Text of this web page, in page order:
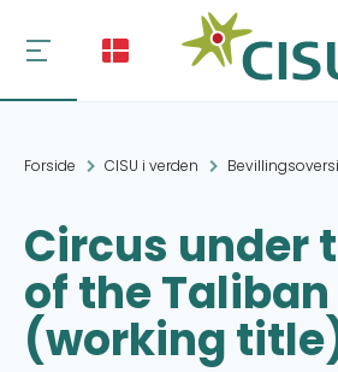
Forside CISU i verden
Circus under
of the Taliban
(working